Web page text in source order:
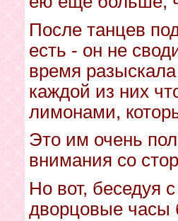
После танцев
есть - он не
время
каждой из них
лимонами,
Это им очень
внимания со
Но вот, беседуя
дворцовые часы